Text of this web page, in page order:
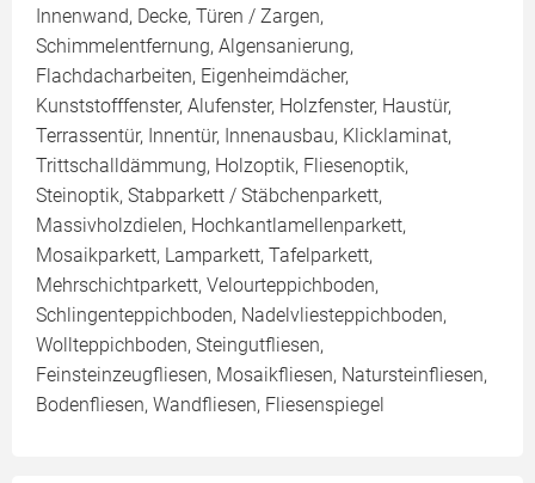
Innenwand, Decke, Türen / Zargen,
Schimmelentfernung, Algensanierung,
Flachdacharbeiten, Eigenheimdächer,
Kunststofffenster, Alufenster, Holzfenster, Haustür,
Terrassentür, Innentür, Innenausbau, Klicklaminat,
Trittschalldämmung, Holzoptik, Fliesenoptik,
Steinoptik, Stabparkett / Stäbchenparkett,
Massivholzdielen, Hochkantlamellenparkett,
Mosaikparkett, Lamparkett, Tafelparkett,
Mehrschichtparkett, Velourteppichboden,
Schlingenteppichboden, Nadelvliesteppichboden,
Wollteppichboden, Steingutfliesen,
Feinsteinzeugfliesen, Mosaikfliesen, Natursteinfliesen,
Bodenfliesen, Wandfliesen, Fliesenspiegel